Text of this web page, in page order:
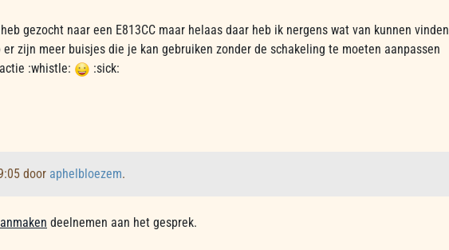
gezocht naar een E813CC maar helaas daar heb ik nergens wat van kunnen vinden
er zijn meer buisjes die je kan gebruiken zonder de schakeling te moeten aanpassen
:whistle:
:sick:
door aphelbloezem.
deelnemen aan het gesprek.